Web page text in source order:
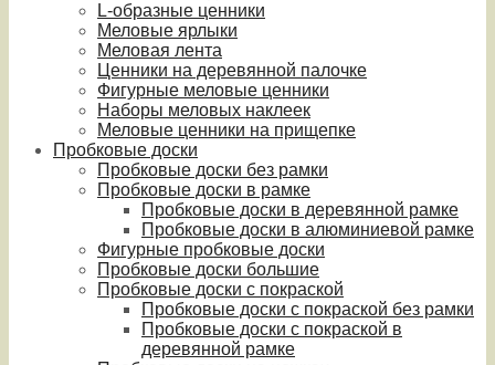
L-образные ценники
Меловые ярлыки
Меловая лента
Ценники на деревянной палочке
Фигурные меловые ценники
Наборы меловых наклеек
Меловые ценники на прищепке
Пробковые доски
Пробковые доски без рамки
Пробковые доски в рамке
Пробковые доски в деревянной рамке
Пробковые доски в алюминиевой рамке
Фигурные пробковые доски
Пробковые доски большие
Пробковые доски с покраской
Пробковые доски с покраской без рамки
Пробковые доски с покраской в
деревянной рамке